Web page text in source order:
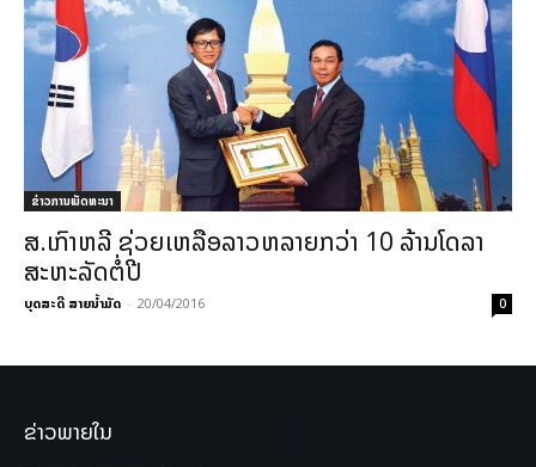
ຂ່າວການພັດທະນາ
ສ.ເກົາຫລີ ​ຊ່ວຍ​ເຫລືອລາວ​ຫລາຍກວ່າ 10 ລ້ານ​ໂດ​ລາ
ສະຫະລັດຕໍ່​ປີ
ບຸດສະດີ ສາຍນ້ຳມັດ - 20/04/2016 0
ຂ່າວພາຍໃນ